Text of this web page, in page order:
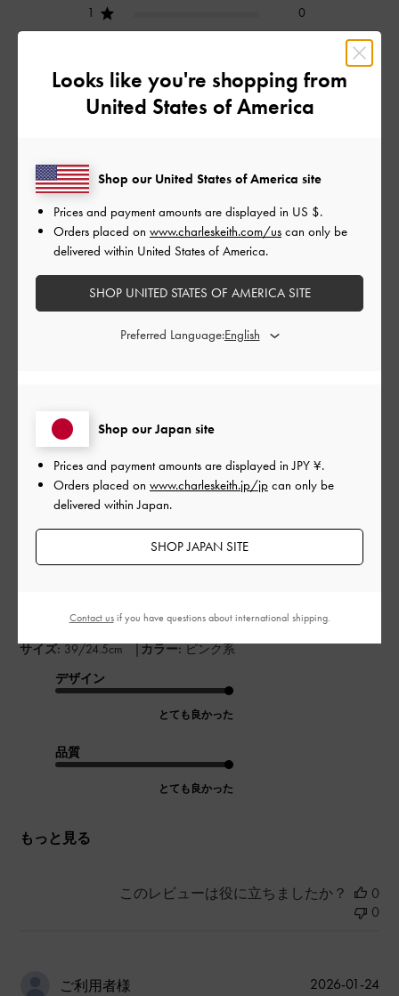
1 0
レビューを書く
品質
もっと見る
ご利用者様
贈答用
履き心地についてはとても満足していたようです。
サイズ: 39/24.5cm |カラー: ピンク系
デザイン
とても良かった
品質
とても良かった
もっと見る
2026-04-25
このレビューは役に立ちましたか？
0
0
ご利用者様
公
2026-01-24
Looks like you're shopping from
United States of America
Shop our Japan site
Prices and payment amounts are displayed inJPY ¥.
Orders placed on www.charleskeith.jp/jp can only be
delivered within Japan.
SHOP JAPAN SITE
Shop our United States of America site
Prices and payment amounts are displayed in US $.
Orders placed on www.charleskeith.com/us can only be
delivered within United States of America.
SHOP UNITED STATES OF AMERICA SITE
Preferred Language:
Contact usif you have questions about international shipping.